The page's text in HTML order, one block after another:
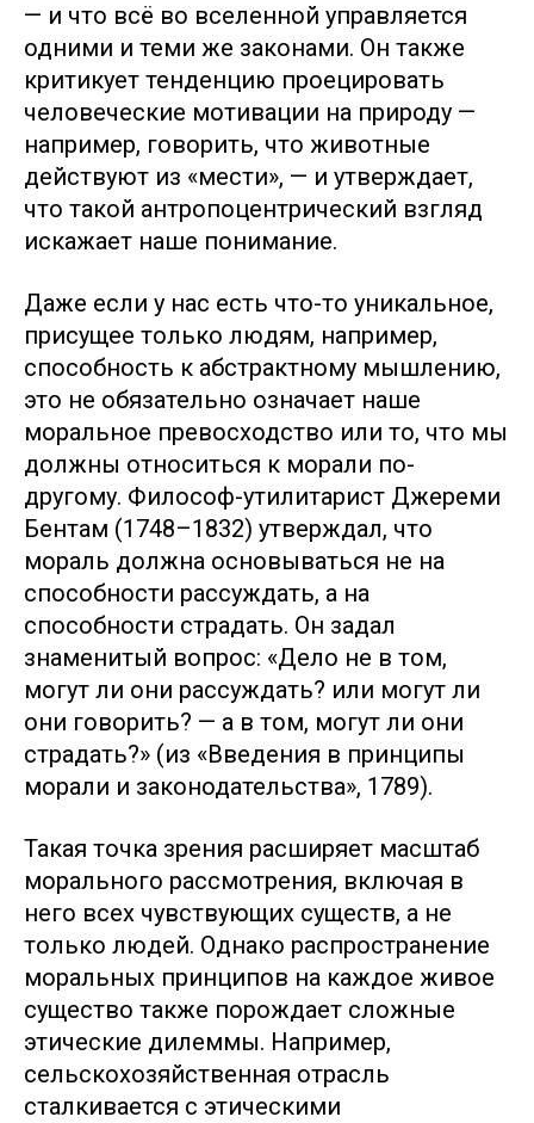
— и что всё во вселенной управляется
одними и теми же законами. Он также
критикует тенденцию проецировать
человеческие мотивации на природу —
например, говорить, что животные
действуют из «мести», — и утверждает,
что такой антропоцентрический взгляд
искажает наше понимание.
Даже если у нас есть что-то уникальное,
присущее только людям, например,
способность к абстрактному мышлению,
это не обязательно означает наше
моральное превосходство или то, что мы
должны относиться к морали по-
другому. Философ-утилитарист Джереми
Бентам (1748–1832) утверждал, что
мораль должна основываться не на
способности рассуждать, а на
способности страдать. Он задал
знаменитый вопрос: «Дело не в том,
могут ли они рассуждать? или могут ли
они говорить? — а в том, могут ли они
страдать?» (из «Введения в принципы
морали и законодательства», 1789).
Такая точка зрения расширяет масштаб
морального рассмотрения, включая в
него всех чувствующих существ, а не
только людей. Однако распространение
моральных принципов на каждое живое
существо также порождает сложные
этические дилеммы. Например,
сельскохозяйственная отрасль
сталкивается с этическими